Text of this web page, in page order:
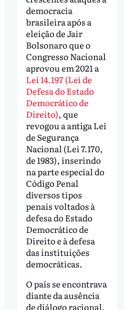
democracia
brasileira após a
eleição de Jair
Bolsonaro que o
Congresso Nacional
aprovou em 2021 a
Lei 14.197 (Lei de
Defesa do Estado
Democrático de
Direito), que
revogou a antiga Lei
de Segurança
Nacional (Lei 7.170,
de 1983), inserindo
na parte especial do
Código Penal
diversos tipos
penais voltados à
defesa do Estado
Democrático de
Direito e à defesa
das instituições
democráticas.
O país se encontrava
diante da ausência
de diálogo racional.